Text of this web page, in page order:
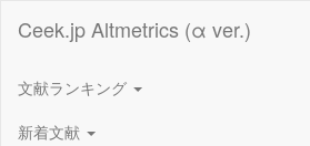
Ceek.jp Altmetrics (α ver.)
文献ランキング
新着文献